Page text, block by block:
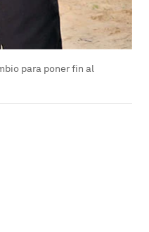
para poner fin al